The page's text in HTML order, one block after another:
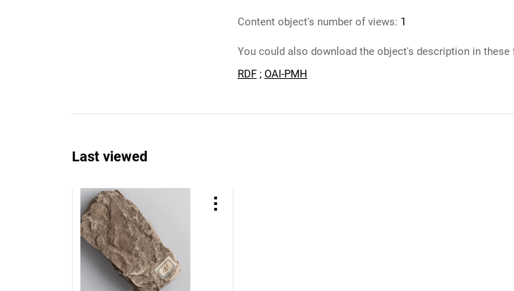
Content object's number of views: 1
You could also download the object's description in these
RDF ; OAI-PMH
Last viewed